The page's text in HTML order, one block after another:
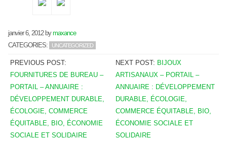
janvier 6, 2012bymaxance
CATEGORIES:
UNCATEGORIZED
PREVIOUS POST:
FOURNITURES DE BUREAU –
PORTAIL – ANNUAIRE :
DÉVELOPPEMENT DURABLE,
ÉCOLOGIE, COMMERCE
ÉQUITABLE, BIO, ÉCONOMIE
SOCIALE ET SOLIDAIRE
NEXT POST: BIJOUX
ARTISANAUX – PORTAIL –
ANNUAIRE : DÉVELOPPEMENT
DURABLE, ÉCOLOGIE,
COMMERCE ÉQUITABLE, BIO,
ÉCONOMIE SOCIALE ET
SOLIDAIRE